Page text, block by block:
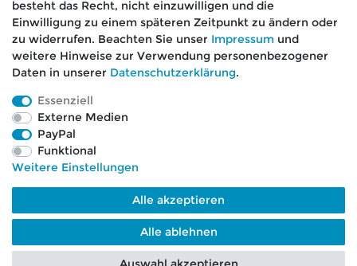
📦 Kostenloser Versand ab 75 €
📞 Kostenlose Beratung per Telefon &
WhatsApp
Impressum
Barrierefreiheitserklärung
VERTRAG WIDERRUFEN Kontakt
besteht das Recht, nicht einzuwilligen und die
Einwilligung zu einem späteren Zeitpunkt zu ändern oder
zu widerrufen. Beachten Sie unser Impressum und
weitere Hinweise zur Verwendung personenbezogener
Daten in unserer Daten­schutz­erklärung.
Essenziell
Externe Medien
PayPal
Funktional
Weitere Einstellungen
Alle akzeptieren
Alle ablehnen